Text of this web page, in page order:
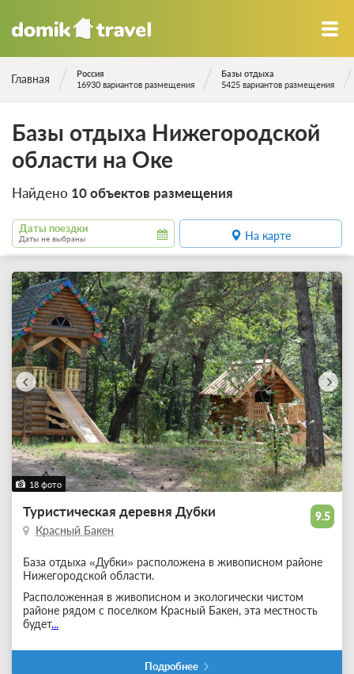
Главная
Россия
16930 вариантов размещения
Базы отдыха
5425 вариантов размещения
Базы отдыха Нижегородской
области на Оке
Найдено 10 объектов размещения
Даты поездки
Даты не выбраны На карте
18 фото
9.5
Туристическая деревня Дубки
Красный Бакен
База отдыха «Дубки» расположена в живописном районе
Нижегородской области.
Расположенная в живописном и экологически чистом
районе рядом с поселком Красный Бакен, эта местность
будет...
Подробнее